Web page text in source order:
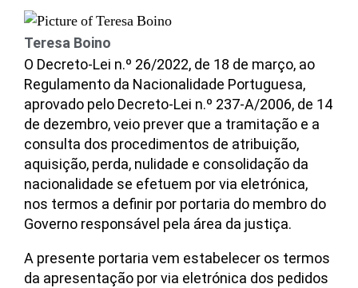
Teresa Boino
O Decreto-Lei n.º 26/2022, de 18 de março, ao
Regulamento da Nacionalidade Portuguesa,
aprovado pelo Decreto-Lei n.º 237-A/2006, de 14
de dezembro, veio prever que a tramitação e a
consulta dos procedimentos de atribuição,
aquisição, perda, nulidade e consolidação da
nacionalidade se efetuem por via eletrónica,
nos termos a definir por portaria do membro do
Governo responsável pela área da justiça.
A presente portaria vem estabelecer os termos
da apresentação por via eletrónica dos pedidos